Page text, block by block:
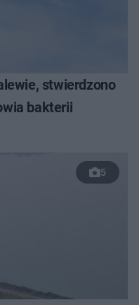
stwierdzono
bakterii
5